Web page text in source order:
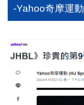
-Yahoo奇摩運動